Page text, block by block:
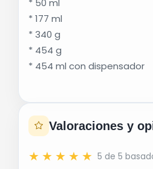
Tecnología MVE®, que
hidratantes de forma
Fórmula sin fragancia.
No comedogénica (no
Textura rica, de rápida
Beneficios principales
Ayuda a restaurar y
* 50 ml
* 177 ml
* 340 g
* 454 g
* 454 ml con dispensador
Valoraciones y
★ ★ ★ ★ ★ 5 de 5